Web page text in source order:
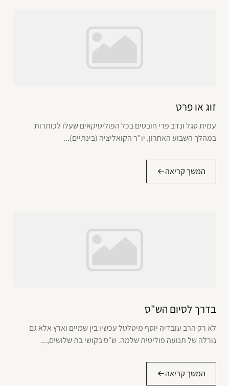
זוג או פרט
עמית סגל ונדב פרי חובטים בכל הפוליטיקאים שעלו לכותרות
במהלך השבוע האחרון. יו"ר הקואליציה (בינתיים)...
המשך קריאה
בדרך לסיום הש"ס
לא רק הרב עובדיה יוסף מיטלטל עכשיו בין שמיים וארץ אלא גם
גורלה של תנועה פוליטית שלמה. ש״ס בקושי בת שלושים,...
המשך קריאה